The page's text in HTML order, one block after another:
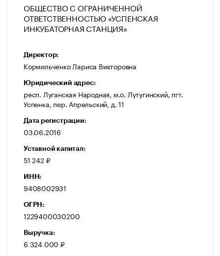
ОБЩЕСТВО С ОГРАНИЧЕННОЙ
ОТВЕТСТВЕННОСТЬЮ «УСПЕНСКАЯ
ИНКУБАТОРНАЯ СТАНЦИЯ»
Директор:
Кормильченко Лариса Викторовна
Юридический адрес:
респ. Луганская Народная, м.о. Лутугинский, пгт.
Успенка, пер. Апрельский, д. 11
Дата регистрации:
03.06.2016
Уставной капитал:
51 242 ₽
ИНН:
9408002931
ОГРН:
1229400030200
Выручка:
6 324 000 ₽